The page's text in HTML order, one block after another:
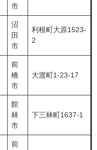
市
沼
田
市
利根町大原1523-
2
前
橋
市
大渡町1-23-17
館
林
市
下三林町1637-1
前